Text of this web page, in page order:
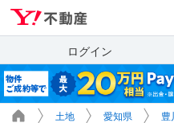
ログイン
土地 愛知県 豊